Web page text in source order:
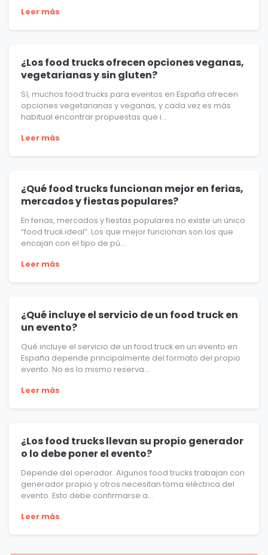
Leer más
¿Los food trucks ofrecen opciones veganas,
vegetarianas y sin gluten?
Sí, muchos food trucks para eventos en España ofrecen
opciones vegetarianas y veganas, y cada vez es más
habitual encontrar propuestas que i...
Leer más
¿Qué food trucks funcionan mejor en ferias,
mercados y fiestas populares?
En ferias, mercados y fiestas populares no existe un único
“food truck ideal”. Los que mejor funcionan son los que
encajan con el tipo de pú...
Leer más
¿Qué incluye el servicio de un food truck en
un evento?
Qué incluye el servicio de un food truck en un evento en
España depende principalmente del formato del propio
evento. No es lo mismo reserva...
Leer más
¿Los food trucks llevan su propio generador
o lo debe poner el evento?
Depende del operador. Algunos food trucks trabajan con
generador propio y otros necesitan toma eléctrica del
evento. Esto debe confirmarse a...
Leer más